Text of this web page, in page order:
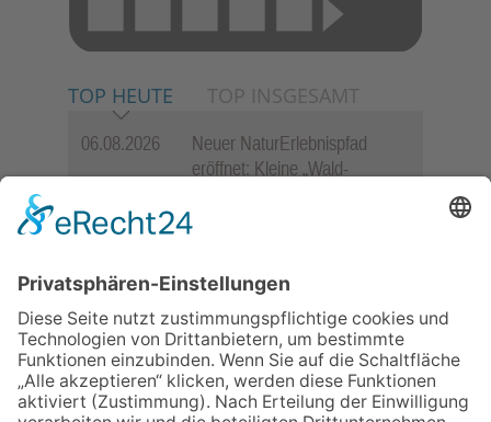
TOP HEUTE TOP INSGESAMT
06.08.2026
Neuer NaturErlebnispfad
eröffnet: Kleine „Wald-
die Zukunft der Stadt
Königstein
06.08.2026
„Rock auf der Burg“ lässt
Königstein beben
06.08.2026
„Freundschaft, das ist wie
Heimat“ – Lions-Präsident